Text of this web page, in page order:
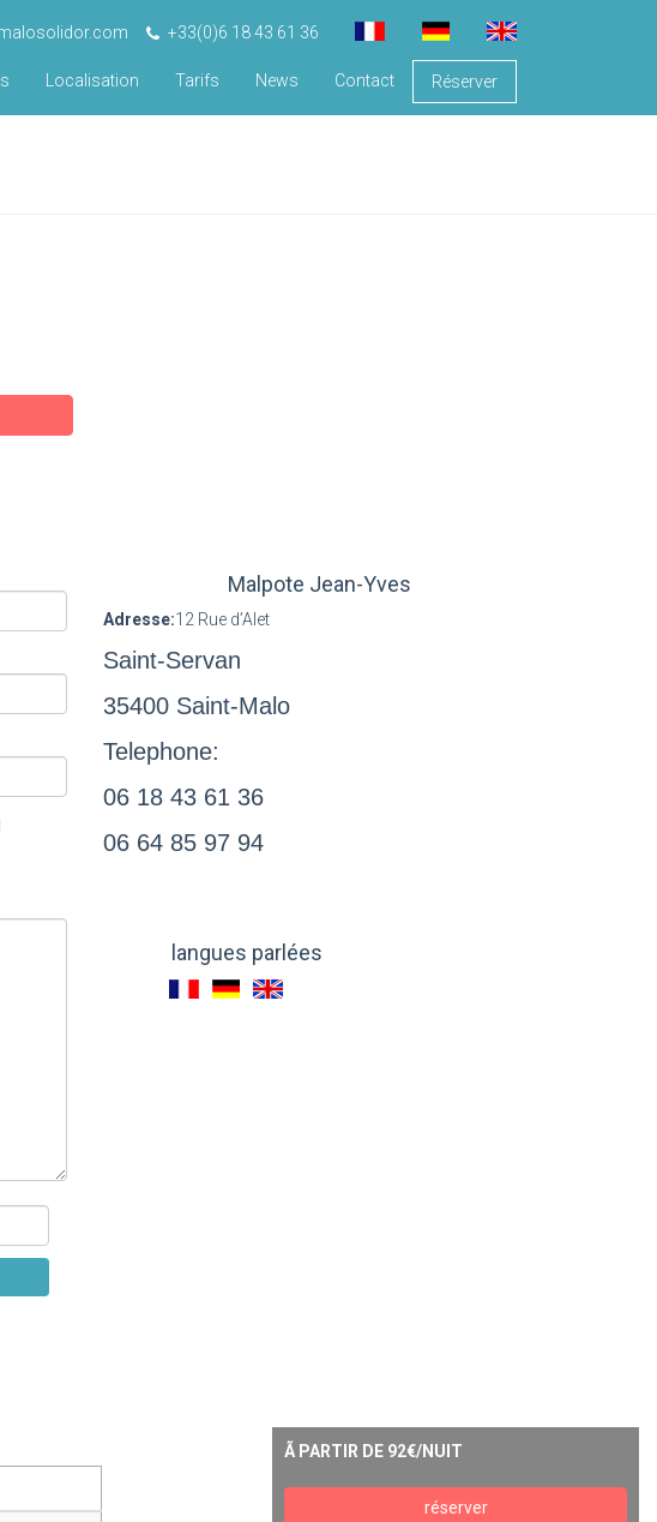
+33(0)6 18 43 61 36
Localisation Tarifs News Contact Réserver
Malpote Jean-Yves
Adresse:12 Rue d’Alet
Saint-Servan
35400 Saint-Malo
Telephone:
06 18 43 61 36
06 64 85 97 94
langues parlées
Ã PARTIR DE 92€/NUIT
réserver